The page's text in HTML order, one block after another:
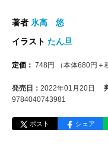
著者 氷高 悠
イラスト たん旦
定価： 748円 （本体680円＋
発売日： 2022年01月20日
9784040743981
ポスト シェア